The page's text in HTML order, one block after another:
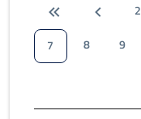
2
7
8 9